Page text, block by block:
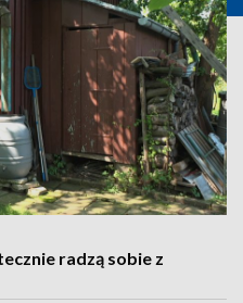
radzą sobie z